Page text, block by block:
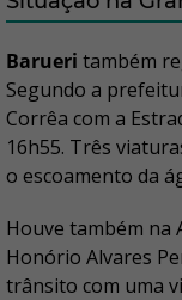
Barueri também
Segundo a
Corrêa com a
16h55. Três
o escoamento da
Houve também na
Honório Alvares
trânsito com uma